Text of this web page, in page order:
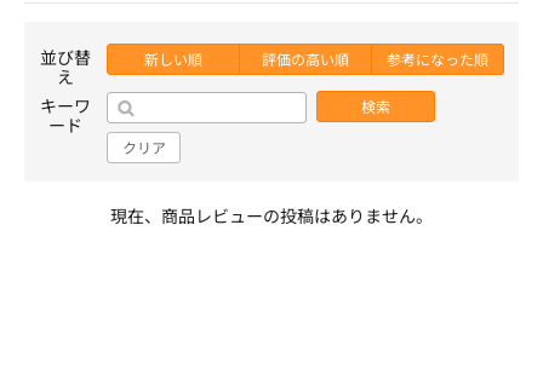
並び替
え
新しい順 評価の高い順 参考になった順
キーワ
ード
検索
クリア
現在、商品レビューの投稿はありません。